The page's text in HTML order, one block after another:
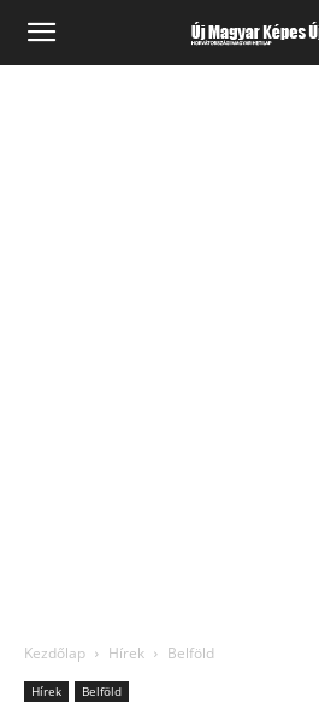
Kezdőlap Hírek Belföld
Hírek Belföld